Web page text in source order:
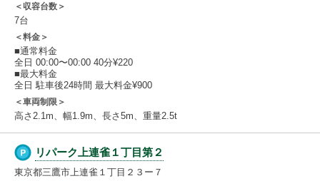
＜収容台数＞
7台
＜料金＞
■通常料金
全日 00:00〜00:00 40分¥220
■最大料金
全日 駐車後24時間 最大料金¥900
＜車両制限＞
高さ2.1m、幅1.9m、長さ5m、重量2.5t
リパーク上連雀１丁目第２
東京都三鷹市上連雀１丁目２３ー７